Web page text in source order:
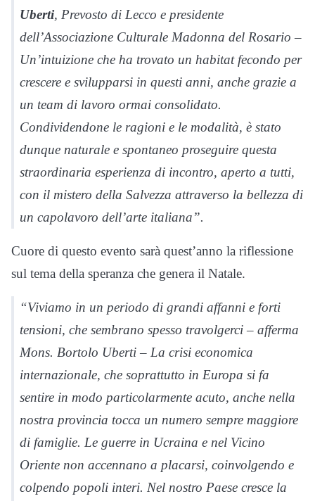
Uberti, Prevosto di Lecco e presidente
dell’Associazione Culturale Madonna del Rosario –
Un’intuizione che ha trovato un habitat fecondo per
crescere e svilupparsi in questi anni, anche grazie a
un team di lavoro ormai consolidato.
Condividendone le ragioni e le modalità, è stato
dunque naturale e spontaneo proseguire questa
straordinaria esperienza di incontro, aperto a tutti,
con il mistero della Salvezza attraverso la bellezza di
un capolavoro dell’arte italiana”.
Cuore di questo evento sarà quest’anno la riflessione
sul tema della speranza che genera il Natale.
“Viviamo in un periodo di grandi affanni e forti
tensioni, che sembrano spesso travolgerci – afferma
Mons. Bortolo Uberti – La crisi economica
internazionale, che soprattutto in Europa si fa
sentire in modo particolarmente acuto, anche nella
nostra provincia tocca un numero sempre maggiore
di famiglie. Le guerre in Ucraina e nel Vicino
Oriente non accennano a placarsi, coinvolgendo e
colpendo popoli interi. Nel nostro Paese cresce la